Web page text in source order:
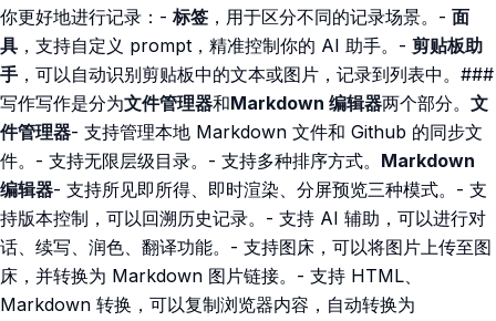
你更好地进行记录：- 标签 ，用于区分不同的记录场景。- 面
具 ，支持自定义 prompt，精准控制你的 AI 助手。- 剪贴板助
手 ，可以自动识别剪贴板中的文本或图片，记录到列表中。###
写作写作是分为文件管理器和Markdown 编辑器两个部分。 文
件管理器- 支持管理本地 Markdown 文件和 Github 的同步文
件。- 支持无限层级目录。- 支持多种排序方式。 Markdown
编辑器- 支持所见即所得、即时渲染、分屏预览三种模式。- 支
持版本控制，可以回溯历史记录。- 支持 AI 辅助，可以进行对
话、续写、润色、翻译功能。- 支持图床，可以将图片上传至图
床，并转换为 Markdown 图片链接。- 支持 HTML、
Markdown 转换，可以复制浏览器内容，自动转换为